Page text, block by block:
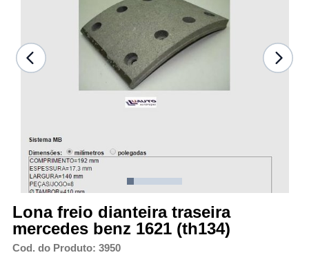
Lona freio dianteira traseira
mercedes benz 1621 (th134)
Cod. do Produto: 3950